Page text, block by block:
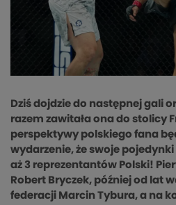
Dziś dojdzie do następnej gali
razem zawitała ona do stolicy
perspektywy polskiego fana
wydarzenie, że swoje
aż 3 reprezentantów Polski!
Robert Bryczek, później od lat
federacji Marcin Tybura, a na